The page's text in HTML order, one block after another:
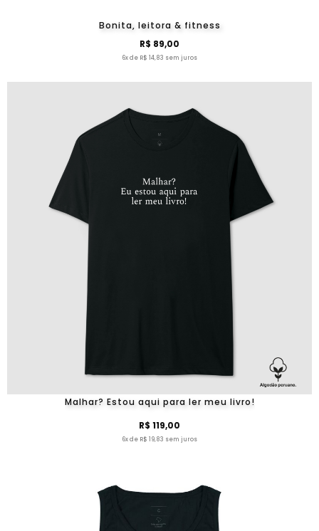
Bonita, leitora & fitness
R$ 89,00
6x de R$ 14,83 sem juros
Malhar? Estou aqui para ler meu livro!
R$ 119,00
6x de R$ 19,83 sem juros